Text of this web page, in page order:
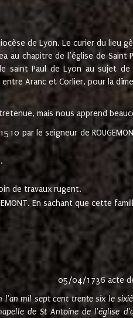
de Lyon. Le curier du lieu
au chapitre de l’église de Saint
saint Paul de Lyon au sujet
Aranc et Corlier, pour la
mais nous apprend
le seigneur de
de travaux rugent.
En sachant que cette
05/04/1736 acte de
l'an mil sept cent trente six le
de St Antoine de l'église